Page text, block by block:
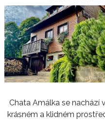
Chata Amálka se nachází
krásném a klidném